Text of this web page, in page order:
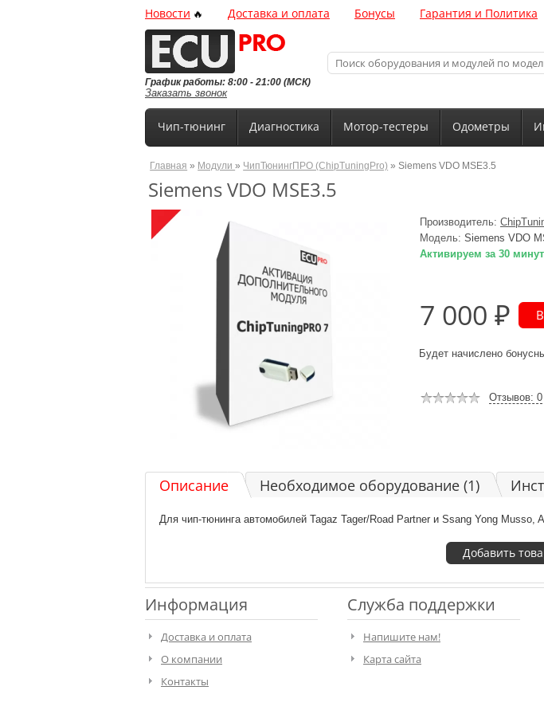
График работы: 8:00 - 21:00 (МСК)
Заказать звонок
Новости 🔥 Доставка и оплата Бонусы Гарантия и Политика
Чип-тюнинг Диагностика Мотор-тестеры Одометры
Главная » Модули» ЧипТюнингПРО (ChipTuningPro) » Siemens VDO MSE3.5
Siemens VDO MSE3.5
Производитель:
Модель: Siemens VDO
Активируем за 30 минут
7 000 ₽
Будет начислено
Отзывов: 0
Описание Необходимое оборудование (1)
Для чип-тюнинга автомобилей Tagaz Tager/Road Partner и Ssang Yong
Информация
Доставка и оплата
О компании
Контакты
Служба поддержки
Напишите нам!
Карта сайта